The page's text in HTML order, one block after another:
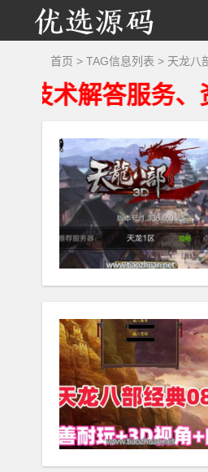
优
源
首页 > TAG信息列表 > 天龙八
答服务、资源来